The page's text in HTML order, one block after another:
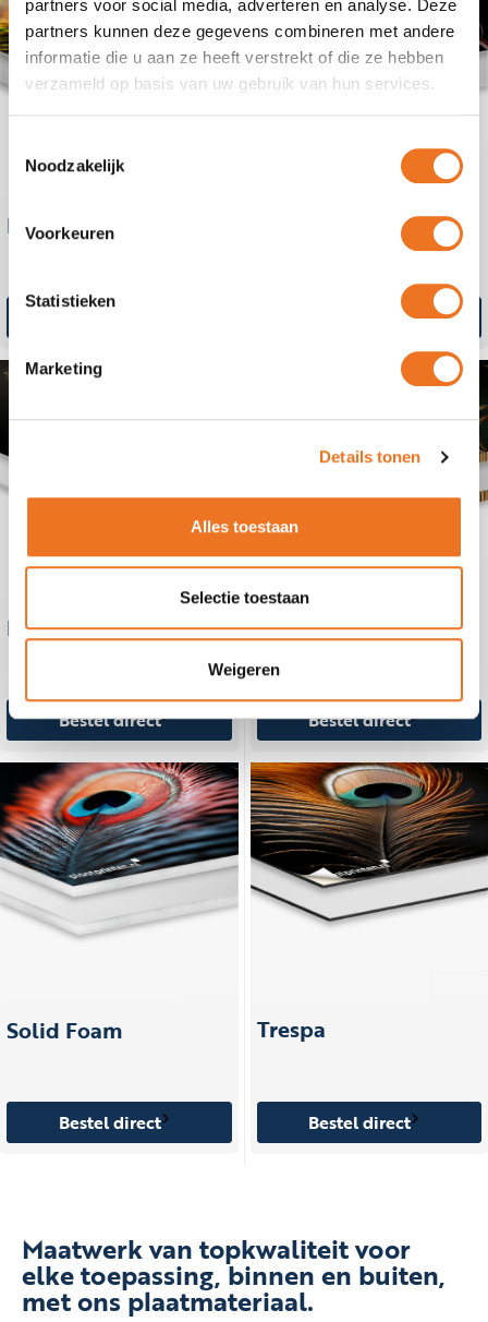
partners voor social media, adverteren en analyse. Deze
partners kunnen deze gegevens combineren met andere
informatie die u aan ze heeft verstrekt of die ze hebben
verzameld op basis van uw gebruik van hun services.
Noodzakelijk
Voorkeuren
Statistieken
Marketing
Details tonen
Alles toestaan
Selectie toestaan
Weigeren
Palboard Eco Terra Polypropyleen
Bestel direct
Polystyreen
Bestel direct
Re-board bedrukken
Bestel direct
Solid Foam
Bestel direct
Trespa
Bestel direct
Maatwerk van topkwaliteit voor
elke toepassing, binnen en buiten,
met ons plaatmateriaal.